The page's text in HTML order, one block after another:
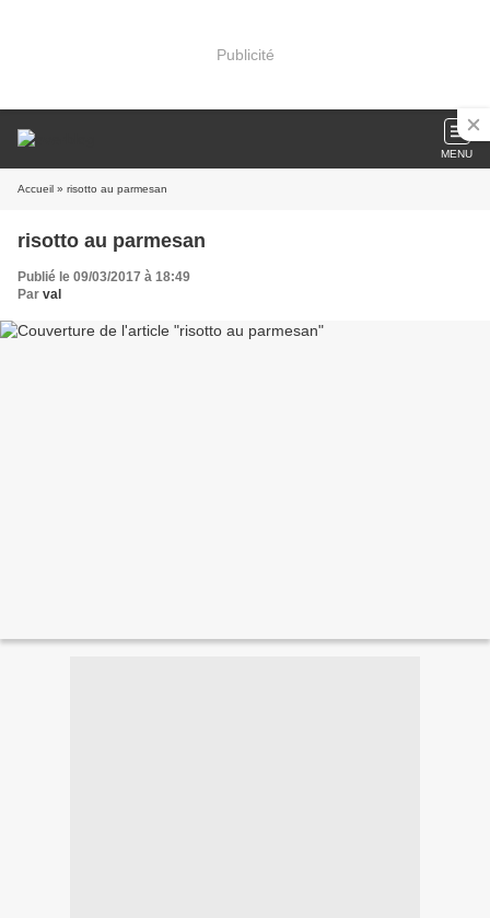
Publicité
MENU
Accueil » risotto au parmesan
risotto au parmesan
Publié le 09/03/2017 à 18:49
Par val